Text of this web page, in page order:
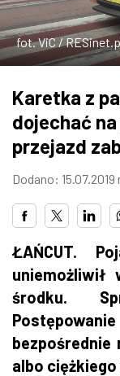
ZDJĘCIA
W RZESZOWIE
fot. ViC /
Karetka z
dojechać na
przejazd
Dodano: 15.07.2019
ŁAŃCUT.
środku.
bezpośrednie
albo